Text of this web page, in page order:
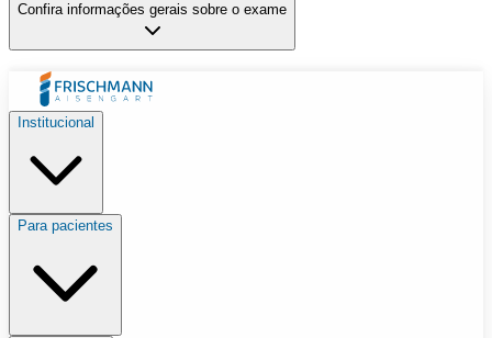
Confira informações gerais sobre o exame
Institucional
Para pacientes